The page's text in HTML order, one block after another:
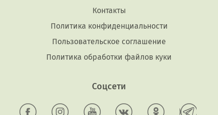
Контакты
Политика конфиденциальности
Пользовательское соглашение
Политика обработки файлов куки
Соцсети